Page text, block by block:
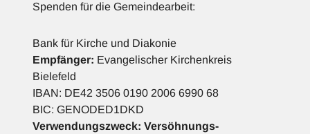
Spenden für die Gemeindearbeit:
Bank für Kirche und Diakonie
Empfänger: Evangelischer Kirchenkreis
Bielefeld
IBAN: DE42 3506 0190 2006 6990 68
BIC: GENODED1DKD
Verwendungszweck: Versöhnungs-